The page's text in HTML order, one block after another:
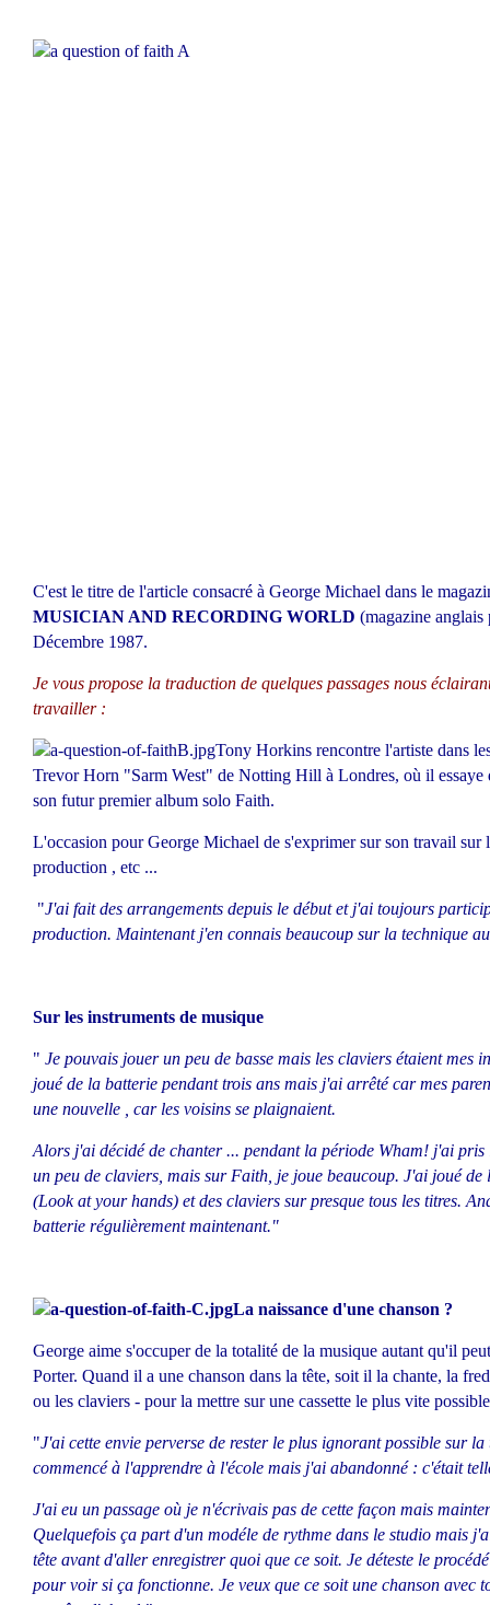
C'est le titre de l'article consacré à George Michael dans le
MUSICIAN AND RECORDING WORLD (magazine
Décembre 1987.
Je vous propose la traduction de quelques passages nous
travailler :
Tony Horkins rencontre l'artiste dans
Trevor Horn "Sarm West" de Notting Hill à Londres, où il essaye
son futur premier album solo Faith.
L'occasion pour George Michael de s'exprimer sur son travail sur
production , etc ...
"J'ai fait des arrangements depuis le début et j'ai toujours
production. Maintenant j'en connais beaucoup sur la technique
Sur les instruments de musique
" Je pouvais jouer un peu de basse mais les claviers étaient mes
joué de la batterie pendant trois ans mais j'ai arrêté car mes
une nouvelle , car les voisins se plaignaient.
Alors j'ai décidé de chanter ... pendant la période Wham! j'ai pris
un peu de claviers, mais sur Faith, je joue beaucoup. J'ai joué de
(Look at your hands) et des claviers sur presque tous les titres.
batterie régulièrement maintenant."
La naissance d'une chanson ?
George aime s'occuper de la totalité de la musique autant qu'il
Porter. Quand il a une chanson dans la tête, soit il la chante, la
ou les claviers - pour la mettre sur une cassette le plus vite
"J'ai cette envie perverse de rester le plus ignorant possible sur
commencé à l'apprendre à l'école mais j'ai abandonné : c'était
J'ai eu un passage où je n'écrivais pas de cette façon mais
Quelquefois ça part d'un modéle de rythme dans le studio mais
tête avant d'aller enregistrer quoi que ce soit. Je déteste le
pour voir si ça fonctionne. Je veux que ce soit une chanson avec